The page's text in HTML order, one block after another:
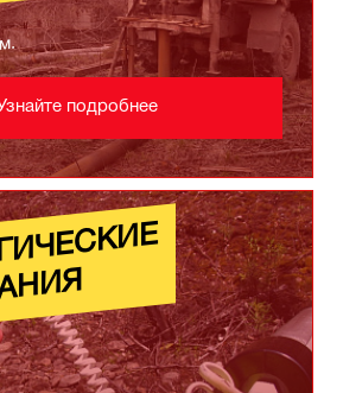
подробнее